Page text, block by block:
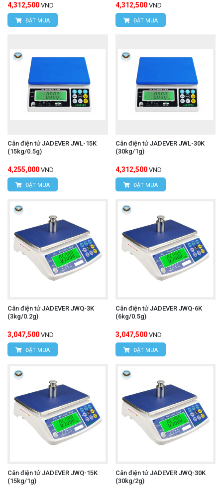
4,312,500 VND
ĐẶT MUA
4,312,500 VND
ĐẶT MUA
Cân điện tử JADEVER JWL-15K
(15kg/0.5g)
4,255,000 VND
ĐẶT MUA
Cân điện tử JADEVER JWL-30K
(30kg/1g)
4,312,500 VND
ĐẶT MUA
Cân điện tử JADEVER JWQ-3K
(3kg/0.2g)
3,047,500 VND
ĐẶT MUA
Cân điện tử JADEVER JWQ-6K
(6kg/0.5g)
3,047,500 VND
ĐẶT MUA
Cân điện tử JADEVER JWQ-15K
(15kg/1g)
Cân điện tử JADEVER JWQ-30K
(30kg/2g)